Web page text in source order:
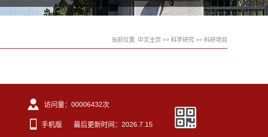
当前位置: 中文主页 >> 科学研究 >> 科研项目
访问量： 00006432次
手机版 最后更新时间： 2026 7 15